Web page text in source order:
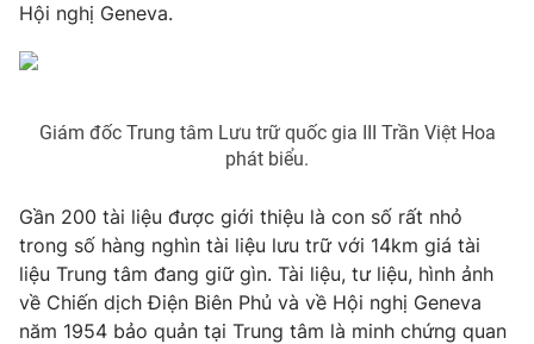
Thời báo VTV
cấp ngày 29/12/2023
Tổng Biên tập:Vũ Thanh Thủy
Phó Tổng Biên tập:Nguyễn Thị Mỹ Hạnh, Phạm Quốc Thắng,
Nguyễn Trọng Ninh
Tổng đài VTV:024.38 355 931 - 024.38 355 932
Hội nghị Geneva.
Giám đốc Trung tâm Lưu trữ quốc gia III Trần Việt Hoa
phát biểu.
Gần 200 tài liệu được giới thiệu là con số rất nhỏ
trong số hàng nghìn tài liệu lưu trữ với 14km giá tài
liệu Trung tâm đang giữ gìn. Tài liệu, tư liệu, hình ảnh
về Chiến dịch Điện Biên Phủ và về Hội nghị Geneva
năm 1954 bảo quản tại Trung tâm là minh chứng quan